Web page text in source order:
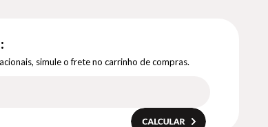
simule o frete no carrinho de compras.